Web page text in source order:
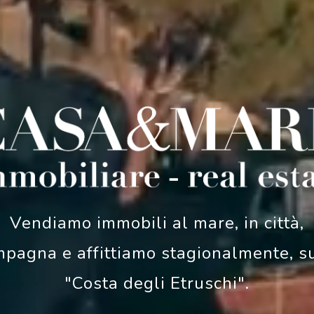
Vendiamo immobili al mare, in città,
e affittiamo stagionalmente,
"Costa degli Etruschi".